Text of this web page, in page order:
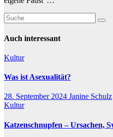
Auch interessant
Kultur
Was ist Asexualität?
28. September 2024 Janine Schulz
Kultur
Katzenschnupfen – Ursachen,